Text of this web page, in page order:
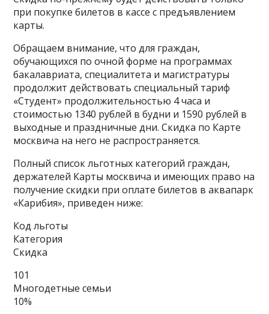
при покупке билетов в кассе с предъявлением
карты.
Обращаем внимание, что для граждан,
обучающихся по очной форме на программах
бакалавриата, специалитета и магистратуры
продолжит действовать специальный тариф
«Студент» продолжительностью 4 часа и
стоимостью 1340 рублей в будни и 1590 рублей в
выходные и праздничные дни. Скидка по Карте
москвича на него не распространяется.
Полный список льготных категорий граждан,
держателей Карты москвича и имеющих право на
получение скидки при оплате билетов в аквапарк
«Карибия», приведен ниже:
Код льготы
Категория
Скидка
101
Многодетные семьи
10%